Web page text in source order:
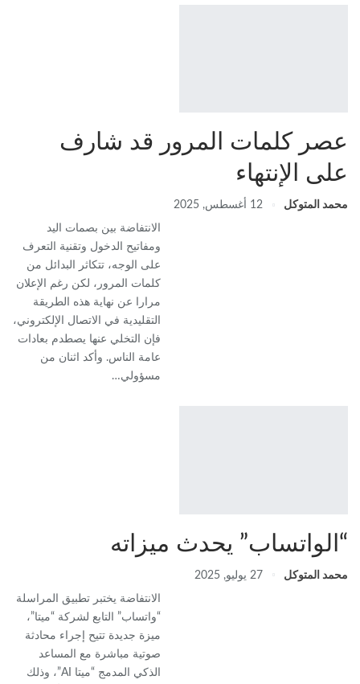
عصر كلمات المرور قد شارف
على الإنتهاء
محمد المتوكل 12 أغسطس, 2025
الانتفاضة بين بصمات اليد
ومفاتيح الدخول وتقنية التعرف
على الوجه، تتكاثر البدائل من
كلمات المرور، لكن رغم الإعلان
مرارا عن نهاية هذه الطريقة
التقليدية في الاتصال الإلكتروني،
فإن التخلي عنها يصطدم بعادات
عامة الناس. وأكد اثنان من
مسؤولي…
“الواتساب” يحدث ميزاته
محمد المتوكل 27 يوليو, 2025
الانتفاضة يختبر تطبيق المراسلة
“واتساب” التابع لشركة “ميتا”،
ميزة جديدة تتيح إجراء محادثة
صوتية مباشرة مع المساعد
الذكي المدمج “ميتا AI”، وذلك